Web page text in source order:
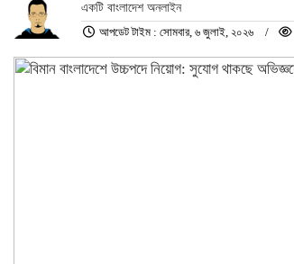
একটি বাংলাদেশ অনলাইন
আপডেট টাইম : সোমবার, ৬ জুলাই, ২০২৬